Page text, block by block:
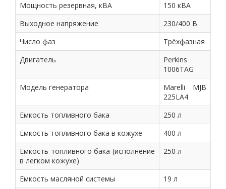
Мощность резервная, кВА
150 кВА
Выходное напряжение
230/400 В
Число фаз
Трёхфазная
Двигатель
Perkins
1006TAG
Модель генератора
Marelli MJB
225LA4
Емкость топливного бака
250 л
Емкость топливного бака в кожухе
400 л
Емкость топливного бака (исполнение
в легком кожухе)
250 л
Емкость масляной системы
19 л